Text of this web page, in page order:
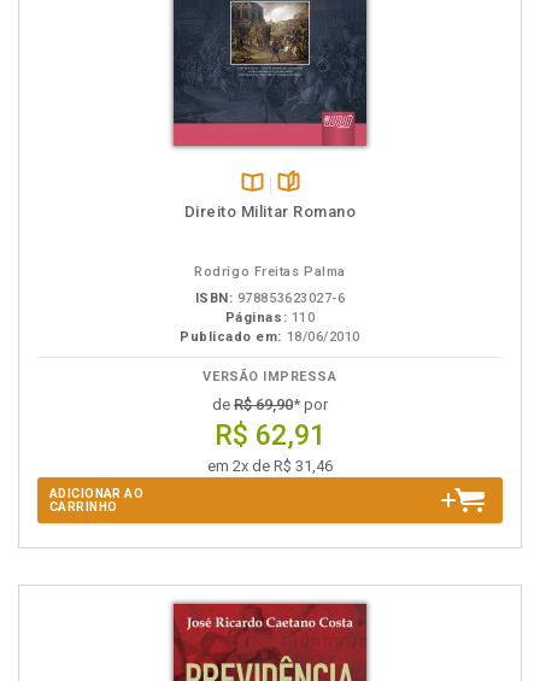
Disponível
páginas
Direito Militar Romano
Rodrigo Freitas Palma
ISBN: 978853623027-6
Páginas: 110
Publicado em: 18/06/2010
VERSÃO IMPRESSA
de R$ 69,90* por
R$ 62,91
em 2x de R$ 31,46
ADICIONAR AO
CARRINHO